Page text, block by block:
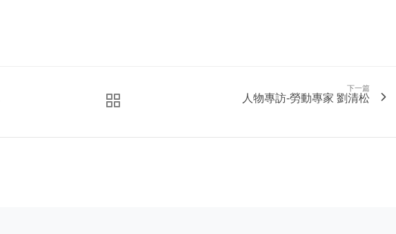
下一篇
人物專訪-勞動專家 劉清松